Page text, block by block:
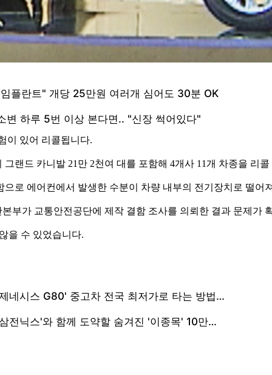
이 있어 리콜됩니다.
랜드 카니발 21만 2천여 대를 포함해 4개사 11개 차종을 리
로 에어컨에서 발생한 수분이 차량 내부의 전기장치로 떨어
부가 교통안전공단에 제작 결함 조사를 의뢰한 결과 문제가
을 수 있었습니다.